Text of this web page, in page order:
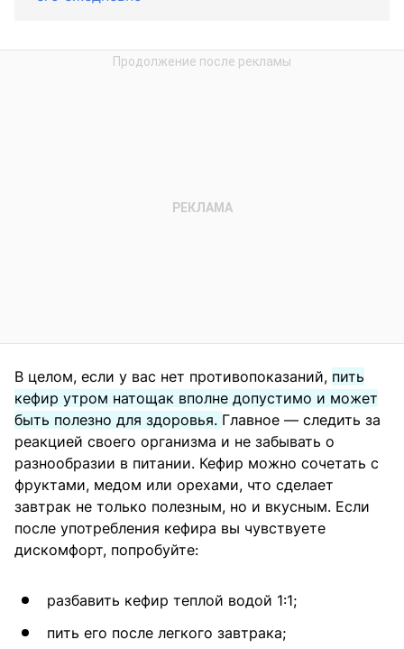
В целом, если у вас нет противопоказаний, пить
кефир утром натощак вполне допустимо и может
быть полезно для здоровья. Главное — следить за
реакцией своего организма и не забывать о
разнообразии в питании. Кефир можно сочетать с
фруктами, медом или орехами, что сделает
завтрак не только полезным, но и вкусным. Если
после употребления кефира вы чувствуете
дискомфорт, попробуйте:
разбавить кефир теплой водой 1:1;
пить его после легкого завтрака;